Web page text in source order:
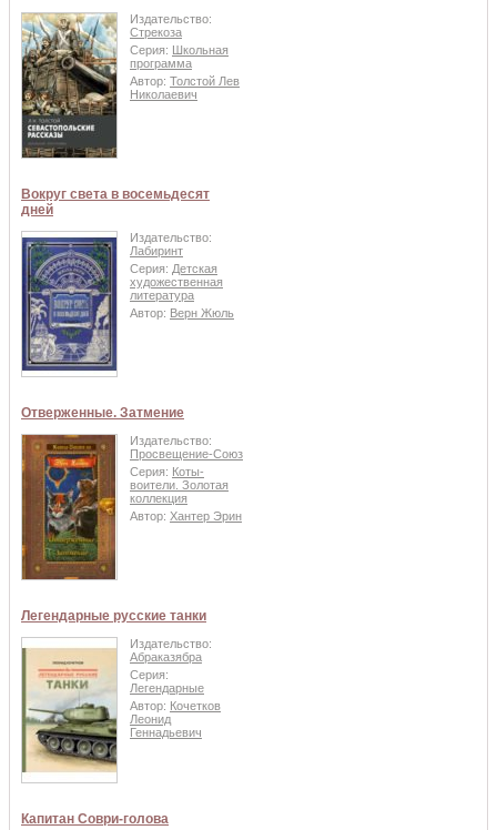
Издательство:
Стрекоза
Серия: Школьная
программа
Автор: Толстой Лев
Николаевич
Вокруг света в восемьдесят
дней
Издательство:
Лабиринт
Серия: Детская
художественная
литература
Автор: Верн Жюль
Отверженные. Затмение
Издательство:
Просвещение-Союз
Серия: Коты-
воители. Золотая
коллекция
Автор: Хантер Эрин
Легендарные русские танки
Издательство:
Абраказябра
Серия:
Легендарные
Автор: Кочетков
Леонид
Геннадьевич
Капитан Соври-голова